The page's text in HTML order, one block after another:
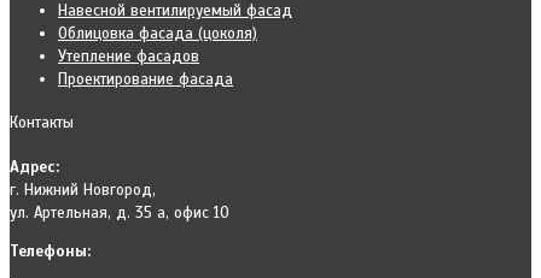
Навесной вентилируемый фасад
Облицовка фасада (цоколя)
Утепление фасадов
Проектирование фасада
Контакты
Адрес:
г. Нижний Новгород,
ул. Артельная, д. 35 а, офис 10
Телефоны: